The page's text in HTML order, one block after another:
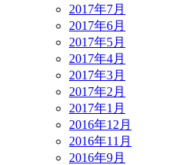
2017年7月
2017年6月
2017年5月
2017年4月
2017年3月
2017年2月
2017年1月
2016年12月
2016年11月
2016年9月